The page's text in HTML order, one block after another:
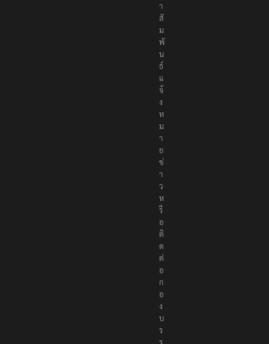
า
สั
ม
พั
น
ธ์
แ
จ้
ง
ห
ม
า
ย
ข่
า
ว
ห
รื
อ
ติ
ด
ต่
อ
ก
อ
ง
บ
ร